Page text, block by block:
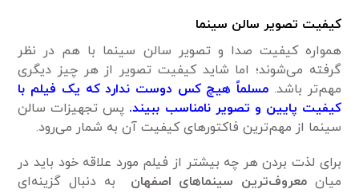
کیفیت تصویر سالن سینما
همواره کیفیت صدا و تصویر سالن سینما با هم در نظر
گرفته می‌شوند؛ اما شاید کیفیت تصویر از هر چیز دیگری
مهم‌تر باشد. مسلماً هیچ کس دوست ندارد که یک فیلم با
کیفیت پایین و تصویر نامناسب ببیند. پس تجهیزات سالن
سینما از مهم‌ترین فاکتورهای کیفیت آن به شمار می‌رود.
برای لذت بردن هر چه بیشتر از فیلم مورد علاقه خود باید در
میان معروف‌ترین سینماهای اصفهان
به دنبال گزینه‌ای